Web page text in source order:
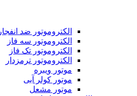
الکتروموتور ضد انفجار
الکتروموتور سه فاز
الکتروموتور تک فاز
الکتروموتور ترمزدار
موتور ویبره
موتور کولر آبی
موتور مشعل